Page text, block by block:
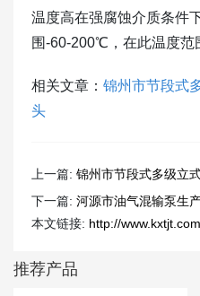
温度高在强腐蚀介质条件
围-60-200℃，在此温度范
相关文章： 锦州市节段式
头
上一篇: 锦州市节段式多级立
下一篇: 河源市油气混输泵生
本文链接: http://
推荐产品